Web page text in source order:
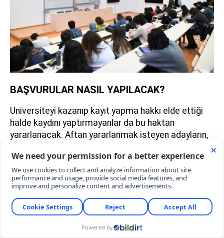
BAŞVURULAR NASIL YAPILACAK?
Üniversiteyi kazanıp kayıt yapma hakkı elde ettiği
halde kaydını yaptırmayanlar da bu haktan
yararlanacak. Aftan yararlanmak isteyen adayların,
içerisinde ilgili üniversiteye başvuru yapması şart.
2026 ÖĞRENCİ AFFI SON BAŞVURU TARİHİ
Kanunun Resmi Gazete'de yayımlanarak yürürlüğe
girmesiyle birlikte, aftan yararlanmak isteyenler için
4 aylık yasal başvuru süresi geri sayıma başladı.